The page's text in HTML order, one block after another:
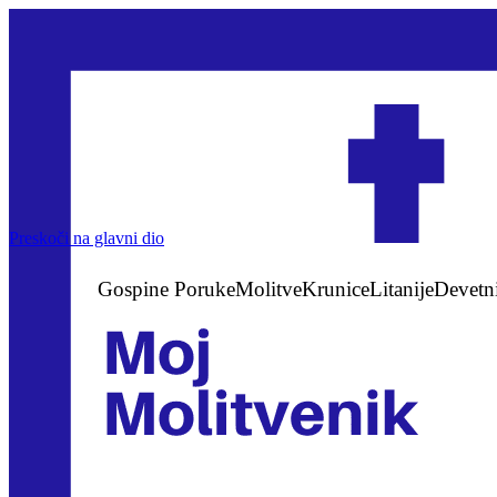
Preskoči na glavni dio
Gospine PorukeMolitveKruniceLitanije